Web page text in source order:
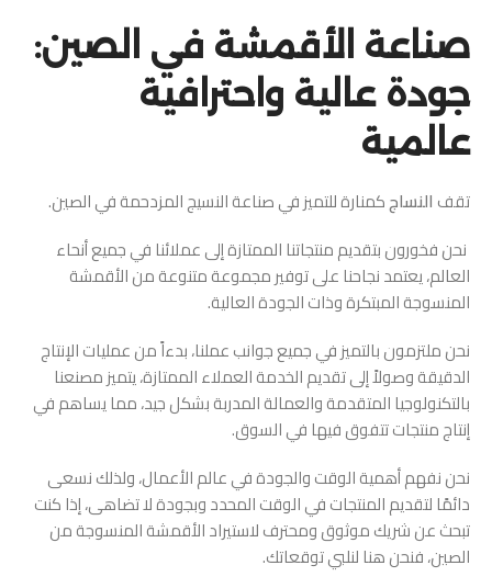
صناعة الأقمشة في الصين:
جودة عالية واحترافية
عالمية
تقف النساجكمنارة للتميز في صناعة النسيج المزدحمة في الصين.
نحن فخورون بتقديم منتجاتنا الممتازة إلى عملائنا في جميع أنحاء
العالم، يعتمد نجاحنا على توفير مجموعة متنوعة من الأقمشة
المنسوجة المبتكرة وذات الجودة العالية.
نحن ملتزمون بالتميز في جميع جوانب عملنا، بدءاً من عمليات الإنتاج
الدقيقة وصولاً إلى تقديم الخدمة العملاء الممتازة، يتميز مصنعنا
بالتكنولوجيا المتقدمة والعمالة المدربة بشكل جيد، مما يساهم في
إنتاج منتجات تتفوق فيها في السوق.
نحن نفهم أهمية الوقت والجودة في عالم الأعمال، ولذلك نسعى
دائمًا لتقديم المنتجات في الوقت المحدد وبجودة لا تضاهى، إذا كنت
تبحث عن شريك موثوق ومحترف لاستيراد الأقمشة المنسوجة من
الصين، فنحن هنا لنلبي توقعاتك.